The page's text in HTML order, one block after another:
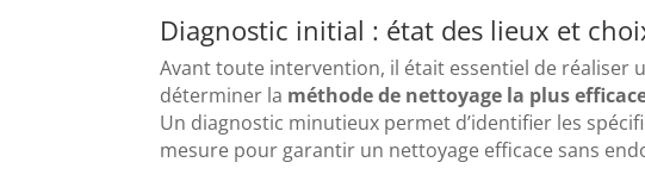
Diagnostic initial : état des lieux et
Avant toute intervention, il était essentiel de réaliser
déterminer la méthode de nettoyage la plus
Un diagnostic minutieux permet d’identifier les
mesure pour garantir un nettoyage efficace sans